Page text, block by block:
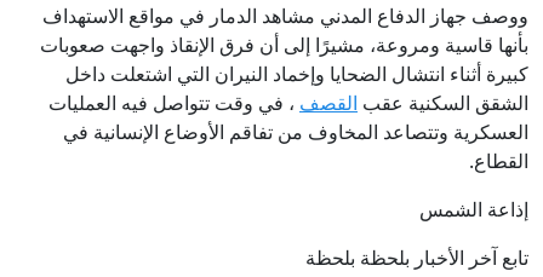
ووصف جهاز الدفاع المدني مشاهد الدمار في مواقع الاستهداف
بأنها قاسية ومروعة، مشيرًا إلى أن فرق الإنقاذ واجهت صعوبات
كبيرة أثناء انتشال الضحايا وإخماد النيران التي اشتعلت داخل
الشقق السكنية عقب القصف ، في وقت تتواصل فيه العمليات
العسكرية وتتصاعد المخاوف من تفاقم الأوضاع الإنسانية في
القطاع.
إذاعة الشمس
تابع آخر الأخبار بلحظة بلحظة